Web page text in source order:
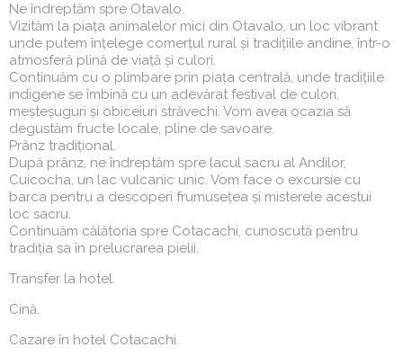
Ne îndreptăm spre Otavalo.
Vizităm la piața animalelor mici din Otavalo, un loc vibrant
unde putem înțelege comerțul rural și tradițiile andine, într-o
atmosferă plină de viață și culori.
Continuăm cu o plimbare prin piața centrală, unde tradițiile
indigene se îmbină cu un adevărat festival de culori,
meșteșuguri și obiceiuri străvechi. Vom avea ocazia să
degustăm fructe locale, pline de savoare.
Prânz tradițional.
După prânz, ne îndreptăm spre lacul sacru al Andilor,
Cuicocha, un lac vulcanic unic. Vom face o excursie cu
barca pentru a descoperi frumusețea și misterele acestui
loc sacru.
Continuăm călătoria spre Cotacachi, cunoscută pentru
tradiția sa în prelucrarea pielii.
Transfer la hotel.
Cină.
Cazare în hotel Cotacachi.